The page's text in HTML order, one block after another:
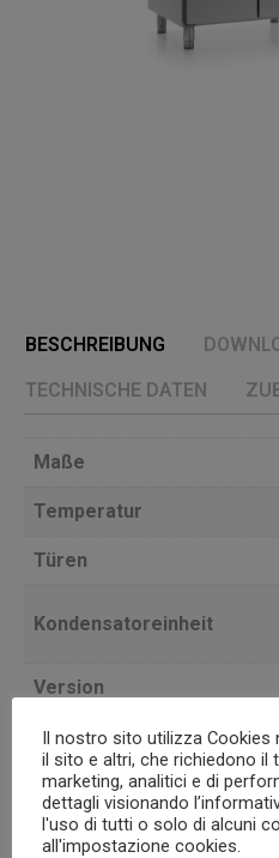
BESCHREIBUNG
TECHNISCHE DATEN
Maße
Temperatur
Türen
Kondensatoreinheit
Version
Tiefe
Interne Kapazität
Korpus
Il nostro sito utilizza Cookies
il sito e altri, che richiedono il
marketing, analitici e di
dettagli visionando
l'uso di tutti o solo di alcuni
all'impostazione cookies.